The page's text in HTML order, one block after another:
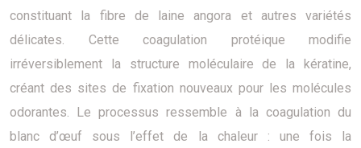
constituant la fibre de laine angora et autres variétés
délicates. Cette coagulation protéique modifie
irréversiblement la structure moléculaire de la kératine,
créant des sites de fixation nouveaux pour les molécules
odorantes. Le processus ressemble à la coagulation du
blanc d’œuf sous l’effet de la chaleur : une fois la